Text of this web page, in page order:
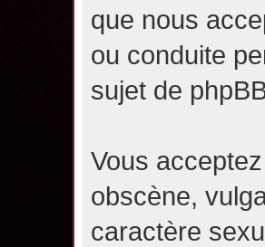
que nous
ou conduite
sujet de
Vous
obscène,
caractère